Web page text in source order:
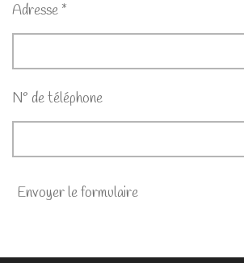
Adresse *
N° de téléphone
Envoyer le formulaire